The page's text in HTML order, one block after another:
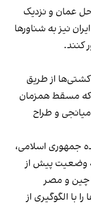
عمان و نزدیک
نیز به شناورها
کنند.
از طریق
که مسقط همزمان
و طراح
جمهوری اسلامی،
وضعیت پیش از
چین و مصر
با الگوگیری از